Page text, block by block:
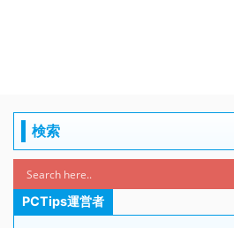
検索
PCTips運営者